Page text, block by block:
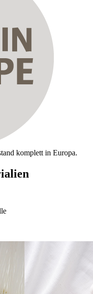
komplett in Europa.